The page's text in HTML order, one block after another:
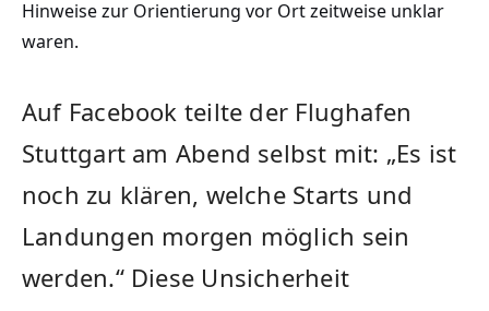
Hinweise zur Orientierung vor Ort zeitweise unklar
waren.
Auf Facebook teilte der Flughafen
Stuttgart am Abend selbst mit: „Es ist
noch zu klären, welche Starts und
Landungen morgen möglich sein
werden.“ Diese Unsicherheit